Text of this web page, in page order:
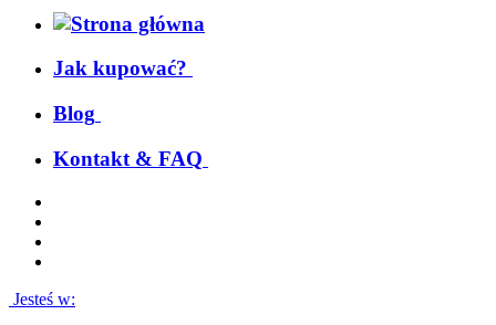
Jak kupować?
Blog
Kontakt & FAQ
Jesteś w: